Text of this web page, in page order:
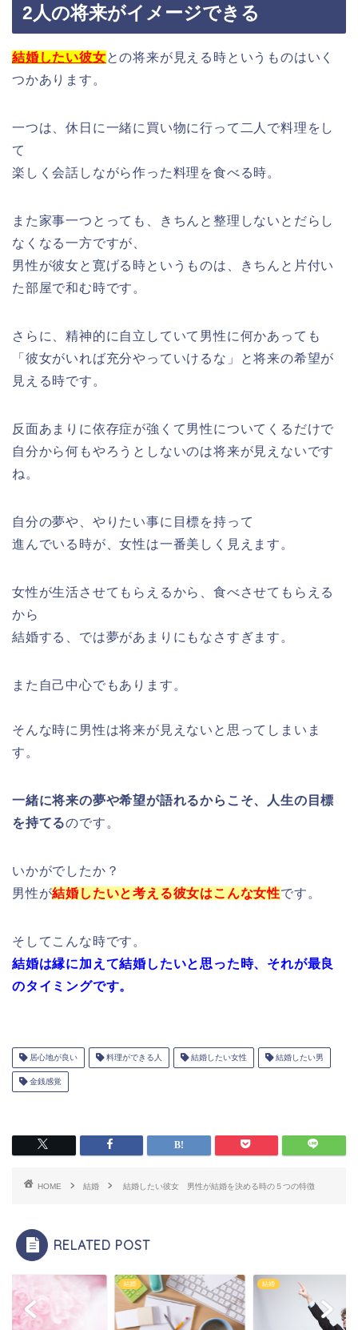
2人の将来がイメージできる
結婚したい彼女との将来が見える時というものはいく
つかあります。
一つは、休日に一緒に買い物に行って二人で料理をし
て
楽しく会話しながら作った料理を食べる時。
また家事一つとっても、きちんと整理しないとだらし
なくなる一方ですが、
男性が彼女と寛げる時というものは、きちんと片付い
た部屋で和む時です。
さらに、精神的に自立していて男性に何かあっても
「彼女がいれば充分やっていけるな」と将来の希望が
見える時です。
反面あまりに依存症が強くて男性についてくるだけで
自分から何もやろうとしないのは将来が見えないです
ね。
自分の夢や、やりたい事に目標を持って
進んでいる時が、女性は一番美しく見えます。
女性が生活させてもらえるから、食べさせてもらえる
から
結婚する、では夢があまりにもなさすぎます。
また自己中心でもあります。
そんな時に男性は将来が見えないと思ってしまいま
す。
一緒に将来の夢や希望が語れるからこそ、
人生の目標
を持てるのです。
いかがでしたか？
男性が結婚したいと考える彼女はこんな女性です。
そしてこんな時です。
結婚は縁に加えて結婚したいと思った時、それが最良
のタイミングです。
居心地が良い 料理ができる人 結婚したい女性 結婚したい男
金銭感覚
HOME 結婚 結婚したい彼女 男性が結婚を決める時の５つの特徴
RELATED POST
結婚 結婚